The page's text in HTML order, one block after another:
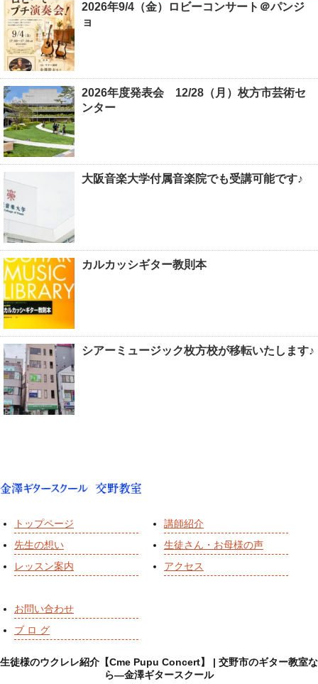
2026年9/4（金）ロビーコンサート＠パンジ
ョ
2026年度発表会 12/28（月）枚方市芸術セ
ンター
大阪音楽大学付属音楽院でも受講可能です♪
カルカッシギター教則本
シアーミュージック枚方校が移転いたします♪
トップページ
先生の想い
レッスン案内
講師紹介
生徒さん・お母様の声
アクセス
お問い合わせ
ブ ロ グ
生徒様のウクレレ紹介【Cme Pupu Concert】 | 交野市のギター教室な
ら―金澤ギタースクール